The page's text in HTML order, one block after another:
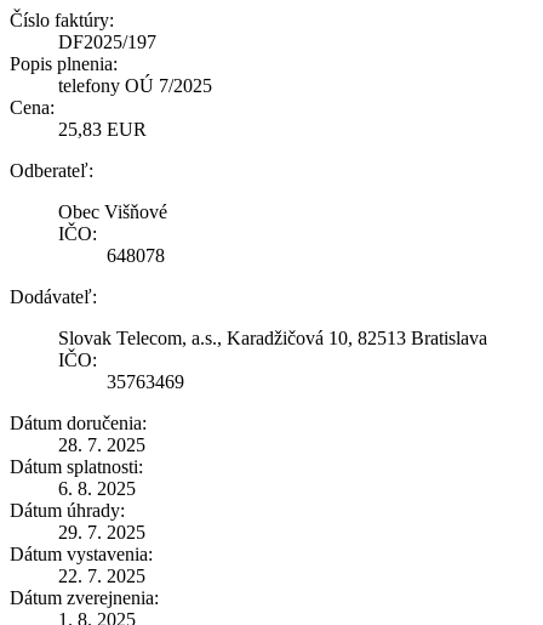
Číslo faktúry:
DF2025/197
Popis plnenia:
telefony OÚ 7/2025
Cena:
25,83 EUR
Odberateľ:
Obec Višňové
IČO:
648078
Dodávateľ:
Slovak Telecom, a.s., Karadžičová 10, 82513 Bratislava
IČO:
35763469
Dátum doručenia:
28. 7. 2025
Dátum splatnosti:
6. 8. 2025
Dátum úhrady:
29. 7. 2025
Dátum vystavenia:
22. 7. 2025
Dátum zverejnenia:
1. 8. 2025